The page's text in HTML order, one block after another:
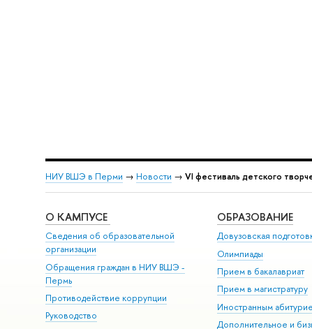
НИУ ВШЭ в Перми → Новости → VI фестиваль детского
О КАМПУСЕ
Сведения об образовательной
организации
Обращения граждан в НИУ ВШЭ -
Пермь
Противодействие коррупции
Руководство
ОБРАЗОВАНИЕ
Довузовская
Олимпиады
Прием в бакалавриат
Прием в магистратуру
Иностранным
Дополнительное и